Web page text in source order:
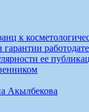
к
ее
Акылбекова